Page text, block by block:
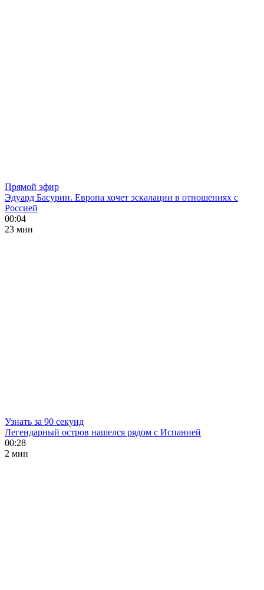
Прямой эфир
Эдуард Басурин. Европа хочет эскалации в отношениях с
Россией
00:04
23 мин
Узнать за 90 секунд
Легендарный остров нашелся рядом с Испанией
00:28
2 мин